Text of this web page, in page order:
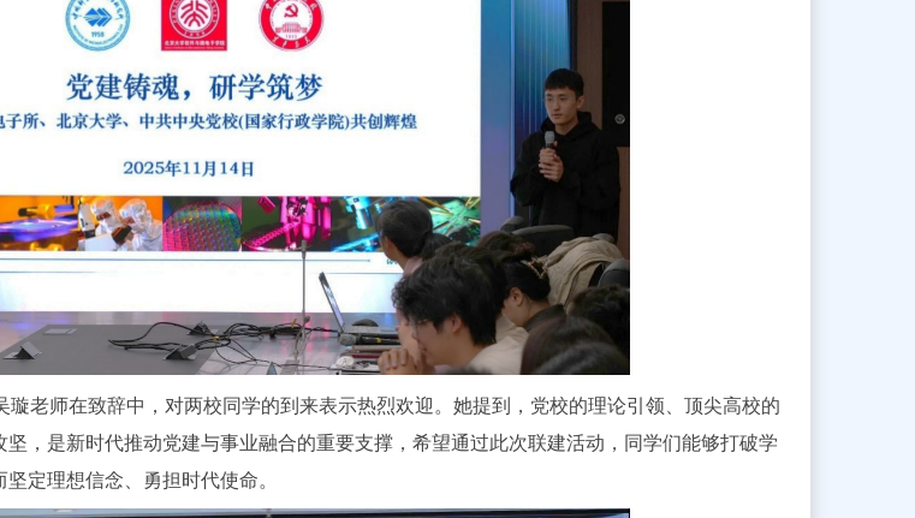
老师在致辞中，对两校同学的到来表示热烈欢迎。她提到，党校的理论引领、顶尖高校的
，是新时代推动党建与事业融合的重要支撑，希望通过此次联建活动，同学们能够打破学
定理想信念、勇担时代使命。